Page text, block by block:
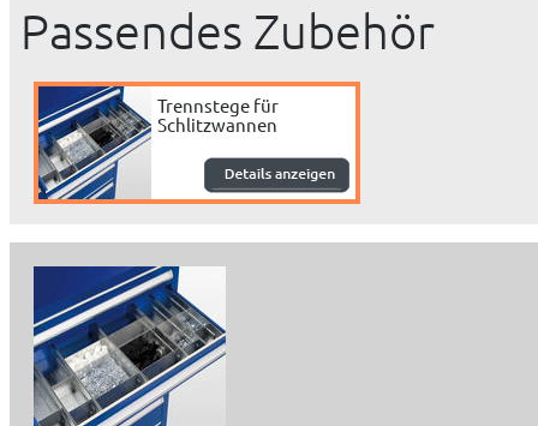
Passendes Zubehör
Trennstege für
Schlitzwannen